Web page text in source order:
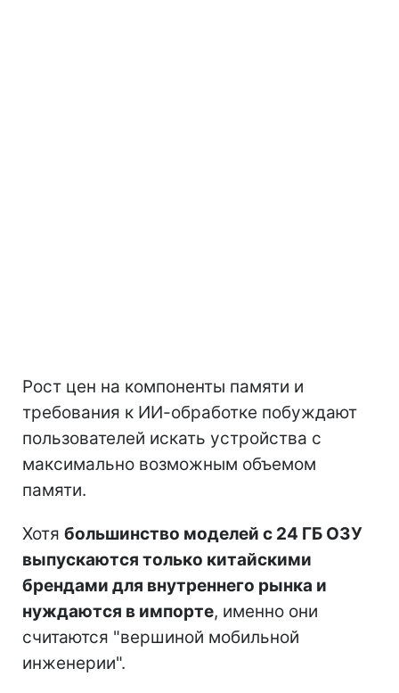
Рост цен на компоненты памяти и
требования к ИИ-обработке побуждают
пользователей искать устройства с
максимально возможным объемом
памяти.
Хотя большинство моделей с 24 ГБ ОЗУ
выпускаются только китайскими
брендами для внутреннего рынка и
нуждаются в импорте, именно они
считаются "вершиной мобильной
инженерии".